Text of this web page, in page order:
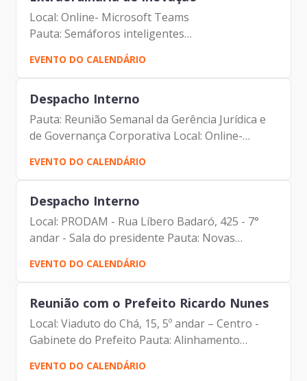
Local: Online- Microsoft Teams
Pauta: Semáforos inteligentes
Participantes: Câmara Municipal de São Paulo e
Prodam
EVENTO DO CALENDÁRIO
Despacho Interno
Pauta: Reunião Semanal da Gerência Jurídica e
de Governança Corporativa Local: Online-
Microsoft Teams Participantes: - Francisco
Forbes – Presidente | Prodam-SP - André
Tomiatto - Assessor da...
EVENTO DO CALENDÁRIO
Despacho Interno
Local: PRODAM - Rua Líbero Badaró, 425 - 7°
andar - Sala do presidente Pauta: Novas
Cidades Participantes: - Francisco Forbes –
Presidente | Prodam-SP - André Tomiatto -
Assessor da Presidência |...
EVENTO DO CALENDÁRIO
Reunião com o Prefeito Ricardo Nunes
Local: Viaduto do Chá, 15, 5º andar – Centro -
Gabinete do Prefeito Pauta: Alinhamento
Prodam Participantes: - Ricardo Nunes -
Prefeito| Prefeitura Municipal de São Paulo -
EVENTO DO CALENDÁRIO